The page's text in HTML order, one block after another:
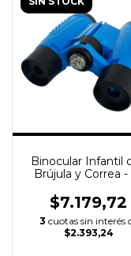
Binocular Infantil
Brújula y Correa -
$7.179,72
3 cuotas sin interés
$2.393,24